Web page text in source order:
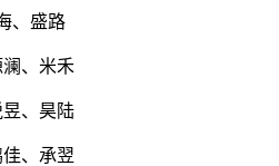
、盛路
、米禾
、昊陆
、承翌